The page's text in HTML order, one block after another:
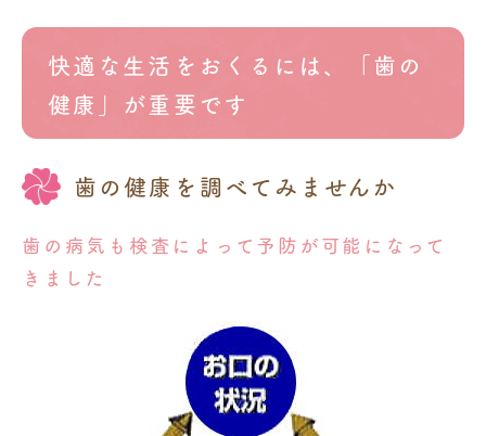
快適な生活をおくるには、「歯の
健康」が重要です
歯の健康を調べてみませんか
歯の病気も検査によって予防が可能になって
きました